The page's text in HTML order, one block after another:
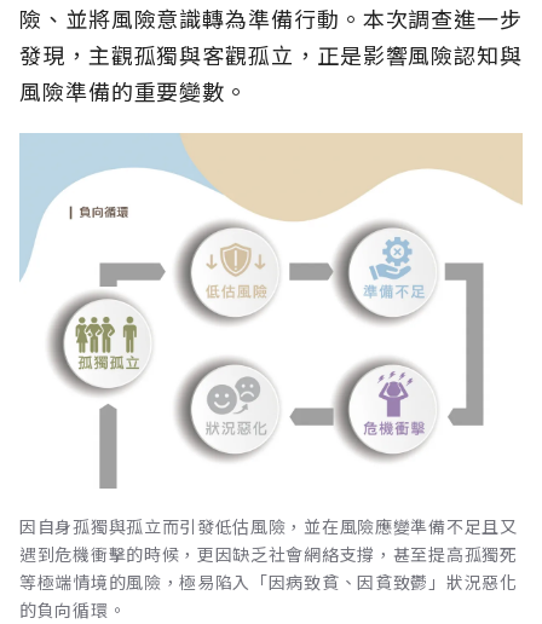
險、並將風險意識轉為準備行動。本次調查進一步
發現，主觀孤獨與客觀孤立，正是影響風險認知與
風險準備的重要變數。
因自身孤獨與孤立而引發低估風險，並在風險應變準備不足且又
遇到危機衝擊的時候，更因缺乏社會網絡支撐，甚至提高孤獨死
等極端情境的風險，極易陷入「因病致貧、因貧致鬱」狀況惡化
的負向循環。